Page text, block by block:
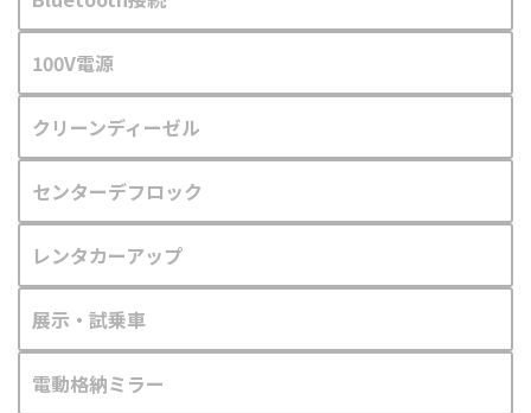
100V電源
クリーンディーゼル
センターデフロック
レンタカーアップ
展示・試乗車
電動格納ミラー